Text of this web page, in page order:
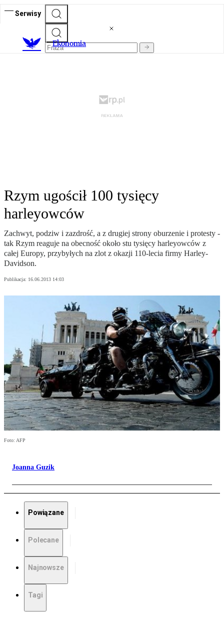
Serwisy
Ekonomia
Rzym ugościł 100 tysięcy
harleyowców
Zachwyt, podziw i zazdrość, a z drugiej strony oburzenie i protesty -
tak Rzym reaguje na obecność około stu tysięcy harleyowców z
całej Europy, przybyłych na zlot z okazji 110-lecia firmy Harley-
Davidson.
Publikacja: 16.06.2013 14:03
Foto: AFP
Joanna Guzik
Powiązane
Polecane
Najnowsze
Tagi